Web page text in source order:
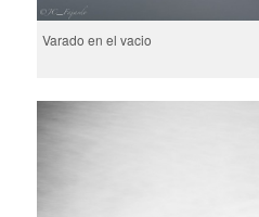
Varado en el vacio